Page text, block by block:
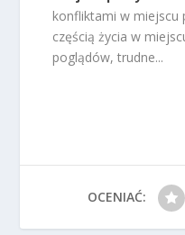
konfliktami w miejscu
częścią życia w
poglądów, trudne...
OCENIAĆ: